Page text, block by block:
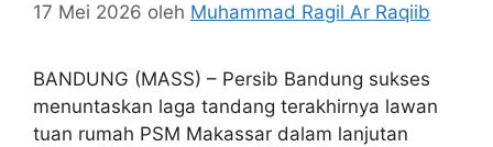
17 Mei 2026 oleh Muhammad Ragil Ar Raqiib
BANDUNG (MASS) – Persib Bandung sukses
menuntaskan laga tandang terakhirnya lawan
tuan rumah PSM Makassar dalam lanjutan